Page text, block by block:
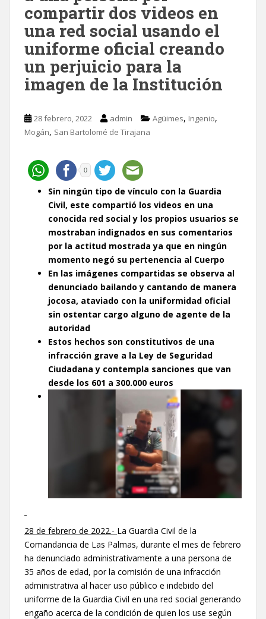
compartir dos videos en
una red social usando el
uniforme oficial creando
un perjuicio para la
imagen de la Institución
28 febrero, 2022 admin Agüimes, Ingenio,
Mogán, San Bartolomé de Tirajana
0
Sin ningún tipo de vínculo con la Guardia
Civil, este compartió los videos en una
conocida red social y los propios usuarios se
mostraban indignados en sus comentarios
por la actitud mostrada ya que en ningún
momento negó su pertenencia al Cuerpo
En las imágenes compartidas se observa al
denunciado bailando y cantando de manera
jocosa, ataviado con la uniformidad oficial
sin ostentar cargo alguno de agente de la
autoridad
Estos hechos son constitutivos de una
infracción grave a la Ley de Seguridad
Ciudadana y contempla sanciones que van
desde los 601 a 300.000 euros
28 de febrero de 2022.- La Guardia Civil de la
Comandancia de Las Palmas, durante el mes de febrero
ha denunciado administrativamente a una persona de
35 años de edad, por la comisión de una infracción
administrativa al hacer uso público e indebido del
uniforme de la Guardia Civil en una red social generando
engaño acerca de la condición de quien los use según